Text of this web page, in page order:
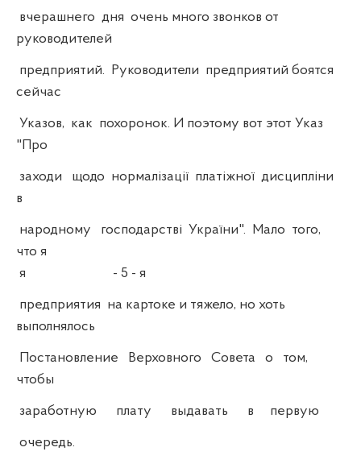
вчерашнего дня очень много звонков от
руководителей
предприятий. Руководители предприятий боятся
сейчас
Указов, как похоронок. И поэтому вот этот Указ
"Про
заходи щодо нормалізації платіжної дисципліни
в
народному господарстві України". Мало того,
что я
я - 5 - я
предприятия на картоке и тяжело, но хоть
выполнялось
Постановление Верховного Совета о том,
чтобы
заработную плату выдавать в первую
очередь.